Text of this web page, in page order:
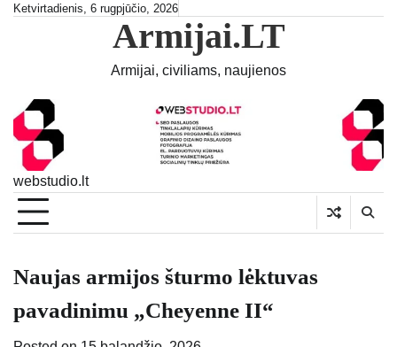
SkipKetvirtadienis, 6 rugpjūčio, 2026
Armijai.LT
Armijai, civiliams, naujienos
webstudio.lt
Naujas armijos šturmo lėktuvas
pavadinimu „Cheyenne II“